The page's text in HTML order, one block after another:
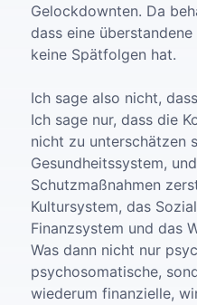
Gelockdownten. Da
dass eine
keine Spätfolgen hat.
Ich sage also nicht,
Ich sage nur, dass die
nicht zu unterschätzen
Gesundheitssystem,
Schutzmaßnahmen
Kultursystem, das
Finanzsystem und das
Was dann nicht nur
psychosomatische,
wiederum finanzielle,